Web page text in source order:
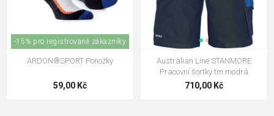
-15% pro registrované zákazníky
ARDON®SPORT Ponožky
59,00 Kč
Australian Line STANMORE
Pracovní šortky tm.modrá
710,00 Kč